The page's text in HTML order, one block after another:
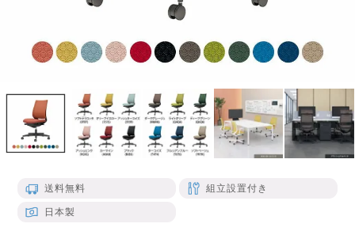
送料無料 組立設置付き
日本製